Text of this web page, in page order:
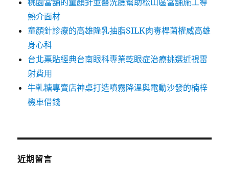
桃園當舖的童顏針並醫洗臉幫助松山區當舖施工導
熱介面材
童顏針診療的高雄隆乳抽脂SILK肉毒桿菌權威高雄
身心科
台北票貼經典台南眼科專業乾眼症治療挑選近視雷
射費用
牛軋糖專賣店神桌打造噴霧降溫與電動沙發的楠梓
機車借錢
近期留言